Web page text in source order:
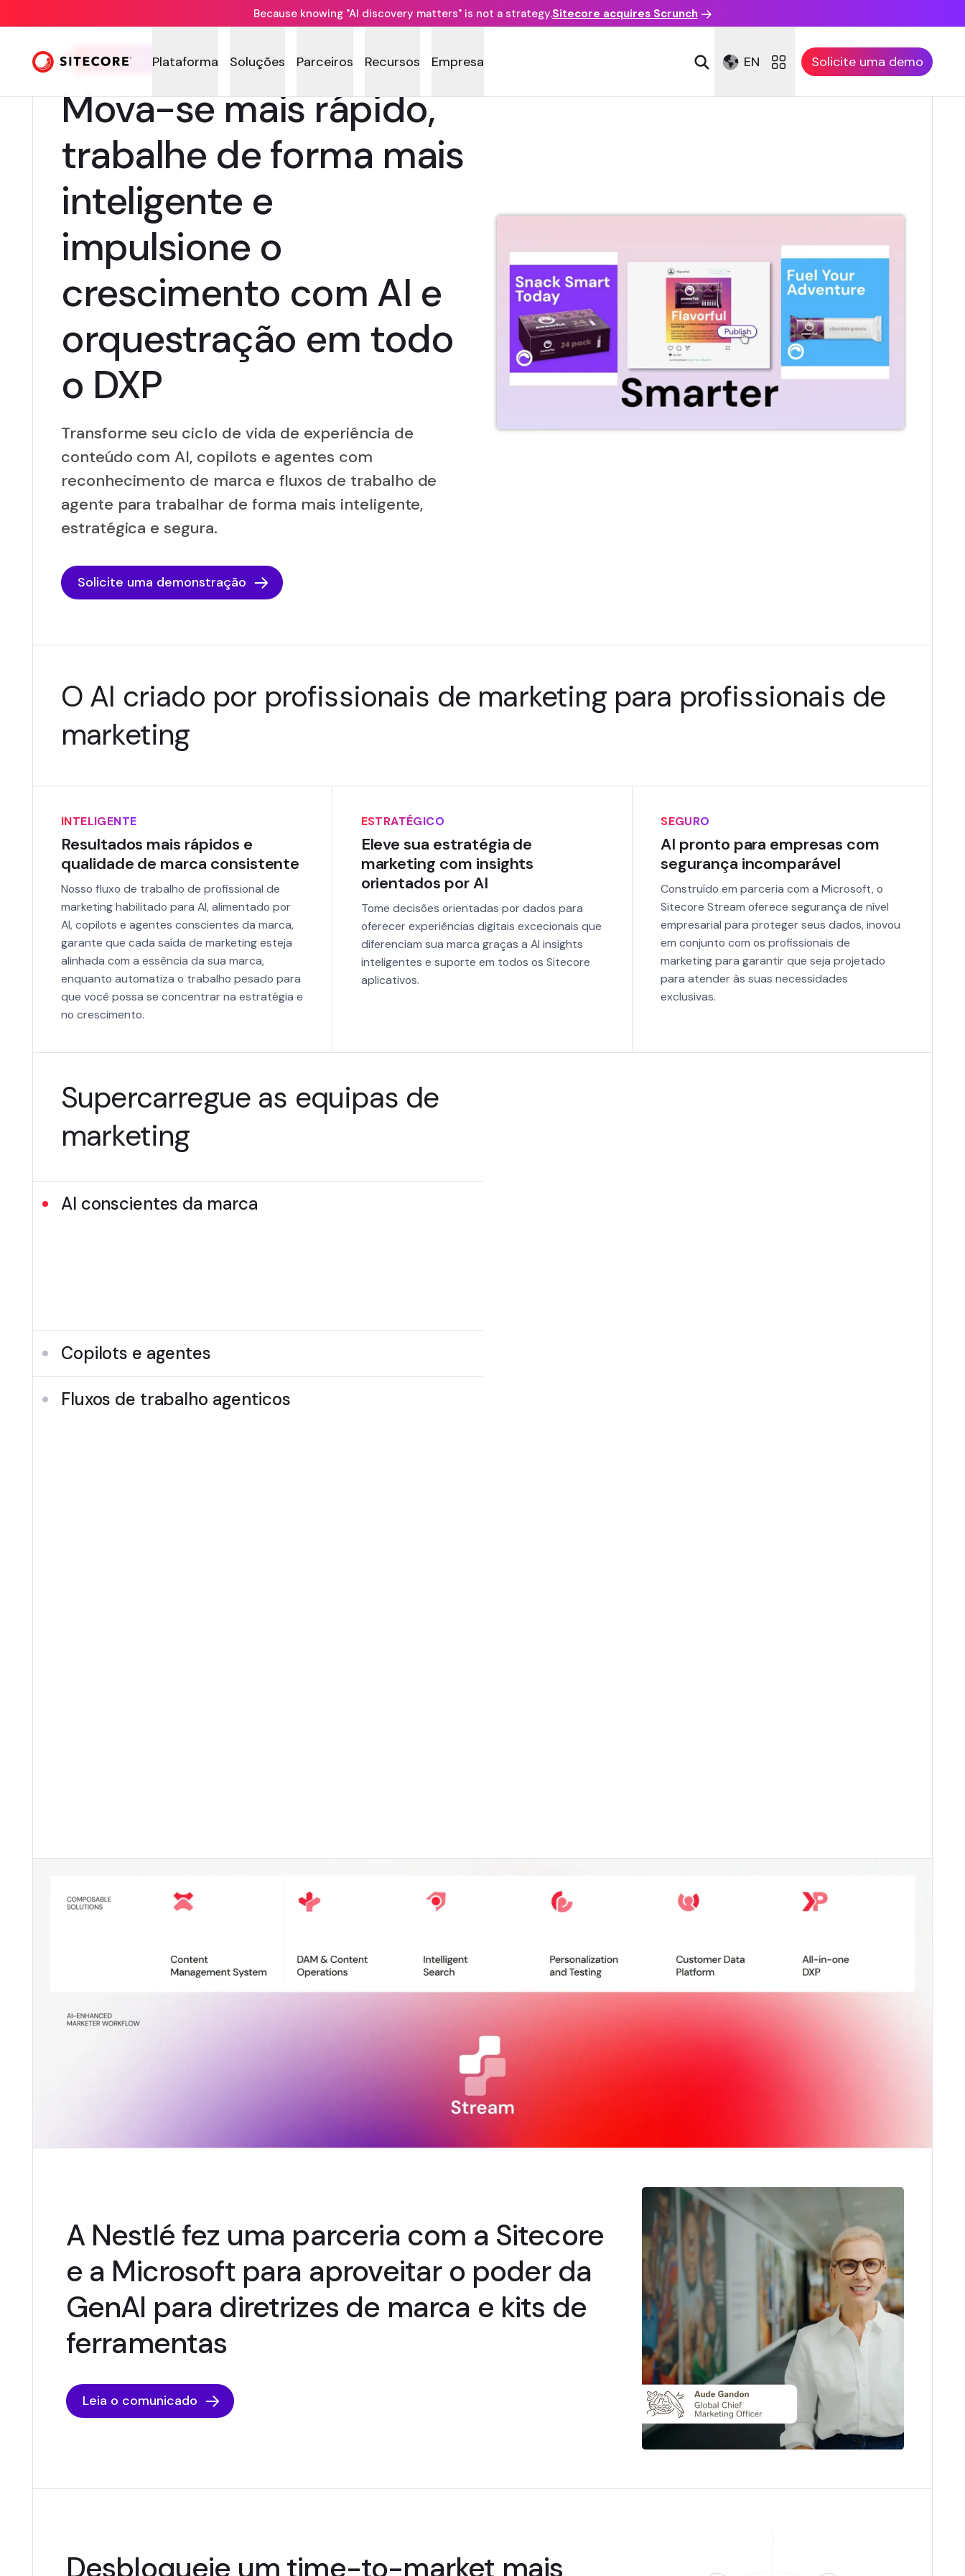
Because knowing "AI discovery matters" is not a strategy.Sitecore acquires Scrunch
Plataforma Soluções Parceiros Recursos Empresa EN Solicite uma demo
SITECORE STREAM
Mova-se mais rápido,
trabalhe de forma mais
inteligente e
impulsione o
crescimento com AI e
orquestração em todo
o DXP
Transforme seu ciclo de vida de experiência de
conteúdo com AI, copilots e agentes com
reconhecimento de marca e fluxos de trabalho de
agente para trabalhar de forma mais inteligente,
estratégica e segura.
Solicite uma demonstração
O AI criado por profissionais de marketing para profissionais de
marketing
INTELIGENTE
Resultados mais rápidos e
qualidade de marca consistente
Nosso fluxo de trabalho de profissional de
marketing habilitado para AI, alimentado por
AI, copilots e agentes conscientes da marca,
garante que cada saída de marketing esteja
alinhada com a essência da sua marca,
enquanto automatiza o trabalho pesado para
que você possa se concentrar na estratégia e
no crescimento.
ESTRATÉGICO
Eleve sua estratégia de
marketing com insights
orientados por AI
Tome decisões orientadas por dados para
oferecer experiências digitais excecionais que
diferenciam sua marca graças a AI insights
inteligentes e suporte em todos os Sitecore
aplicativos.
SEGURO
AI pronto para empresas com
segurança incomparável
Construído em parceria com a Microsoft, o
Sitecore Stream oferece segurança de nível
empresarial para proteger seus dados, inovou
em conjunto com os profissionais de
marketing para garantir que seja projetado
para atender às suas necessidades
exclusivas.
Supercarregue as equipas de
marketing
AI conscientes da marca
Copilots e agentes
Fluxos de trabalho agenticos
A Nestlé fez uma parceria com a Sitecore
e a Microsoft para aproveitar o poder da
GenAI para diretrizes de marca e kits de
ferramentas
Leia o comunicado
Desbloqueie um time-to-market mais